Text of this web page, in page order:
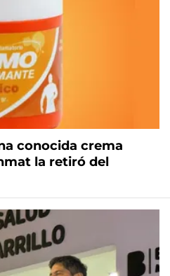
conocida crema
la retiró del